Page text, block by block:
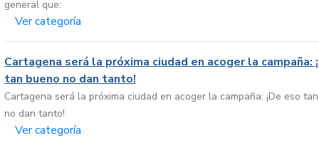
general que:
Ver categoría
Cartagena será la próxima ciudad en acoger la campaña:
tan bueno no dan tanto!
Cartagena será la próxima ciudad en acoger la campaña: ¡De eso
no dan tanto!
Ver categoría